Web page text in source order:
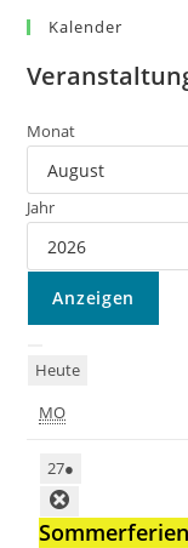
Kalender
Monat
Jahr
Heute
MO
27●
Sommerferien